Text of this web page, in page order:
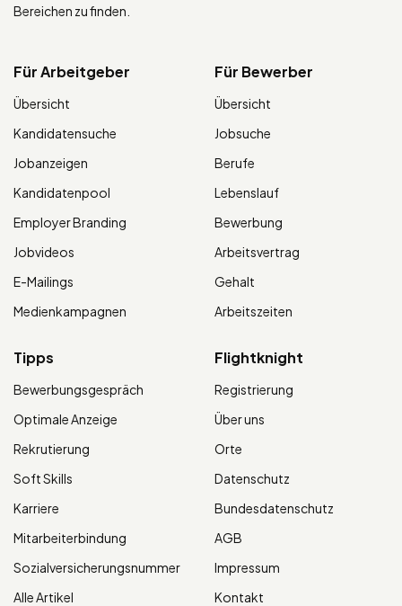
Bereichen zu finden.
Für Arbeitgeber
Übersicht
Kandidatensuche
Jobanzeigen
Kandidatenpool
Employer Branding
Jobvideos
E-Mailings
Medienkampagnen
Für Bewerber
Übersicht
Jobsuche
Berufe
Lebenslauf
Bewerbung
Arbeitsvertrag
Gehalt
Arbeitszeiten
Tipps
Bewerbungsgespräch
Optimale Anzeige
Rekrutierung
Soft Skills
Karriere
Mitarbeiterbindung
Sozialversicherungsnummer
Alle Artikel
Flightknight
Registrierung
Über uns
Orte
Datenschutz
Bundesdatenschutz
AGB
Impressum
Kontakt